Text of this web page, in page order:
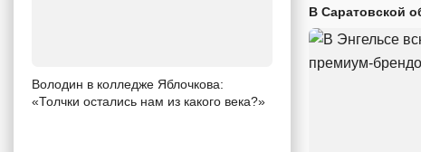
Володин в колледже Яблочкова:
«Толчки остались нам из какого века?»
В Саратовской